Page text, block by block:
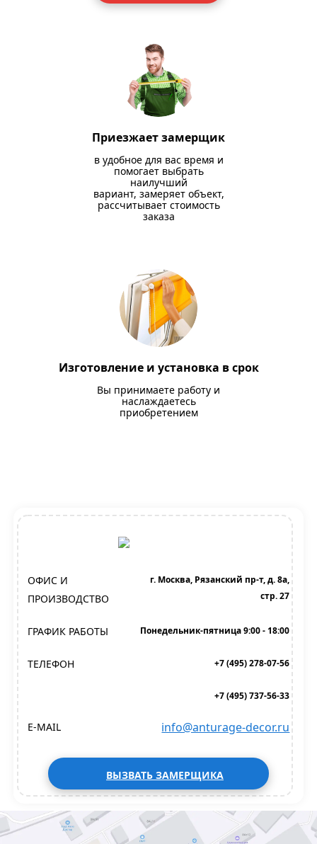
Приезжает замерщик
в удобное для вас время и
помогает выбрать
наилучший
вариант, замеряет объект,
рассчитывает стоимость
заказа
Изготовление и установка в срок
Вы принимаете работу и
наслаждаетесь
приобретением
ОФИС И
ПРОИЗВОДСТВО
г. Москва, Рязанский пр-т, д. 8а,
стр. 27
ГРАФИК РАБОТЫ Понедельник-пятница 9:00 - 18:00
ТЕЛЕФОН +7 (495) 278-07-56
+7 (495) 737-56-33
E-MAIL info@anturage-decor.ru
ВЫЗВАТЬ ЗАМЕРЩИКА